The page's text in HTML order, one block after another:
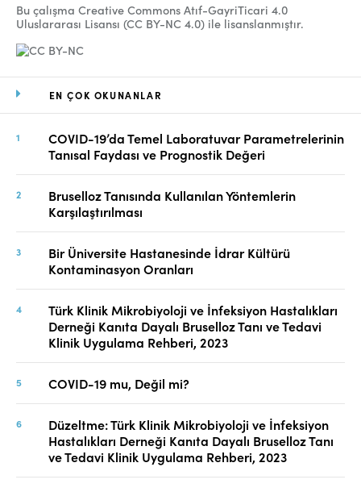
EN ÇOK OKUNANLAR
COVID-19’da Temel Laboratuvar Parametrelerinin
Tanısal Faydası ve Prognostik Değeri
Bruselloz Tanısında Kullanılan Yöntemlerin
Karşılaştırılması
Bir Üniversite Hastanesinde İdrar Kültürü
Kontaminasyon Oranları
Türk Klinik Mikrobiyoloji ve İnfeksiyon Hastalıkları
Derneği Kanıta Dayalı Bruselloz Tanı ve Tedavi
Klinik Uygulama Rehberi, 2023
COVID-19 mu, Değil mi?
Düzeltme: Türk Klinik Mikrobiyoloji ve İnfeksiyon
Hastalıkları Derneği Kanıta Dayalı Bruselloz Tanı
ve Tedavi Klinik Uygulama Rehberi, 2023
Bu çalışma Creative Commons Atıf-GayriTicari 4.0
Uluslararası Lisansı (CC BY-NC 4.0) ile lisanslanmıştır.